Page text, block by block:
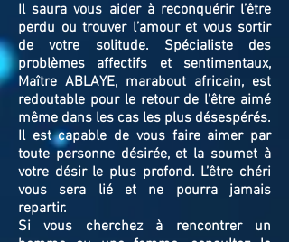
Il saura vous aider à reconquérir l’être
perdu ou trouver l’amour et vous sortir
de votre solitude. Spécialiste des
problèmes affectifs et sentimentaux,
Maître ABLAYE, marabout africain, est
redoutable pour le retour de l'être aimé
même dans les cas les plus désespérés.
Il est capable de vous faire aimer par
toute personne désirée, et la soumet à
votre désir le plus profond. L’être chéri
vous sera lié et ne pourra jamais
repartir.
Si vous cherchez à rencontrer un